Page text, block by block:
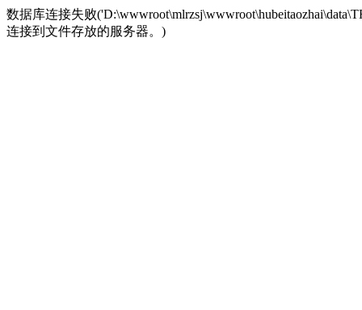
数据库连接失败
连接到文件存放的服务器。)